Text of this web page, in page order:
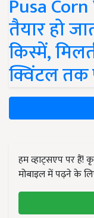
Pusa
तैयार हो
किस्में,
क्विंटल तक
हम व्हाट्सएप पर हैं!
मोबाइल में पढ़ने के